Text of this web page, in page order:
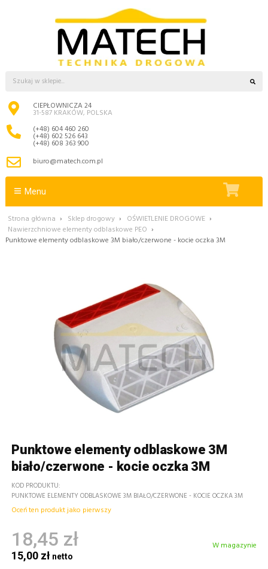
CIEPŁOWNICZA 24
31-587 KRAKÓW, POLSKA
(+48) 604 460 260
(+48) 602 526 643
(+48) 608 363 900
biuro@matech.com.pl
Menu
Strona główna › Sklep drogowy › OŚWIETLENIE DROGOWE ›
Nawierzchniowe elementy odblaskowe PEO ›
Punktowe elementy odblaskowe 3M biało/czerwone - kocie oczka 3M
Punktowe elementy odblaskowe 3M
biało/czerwone - kocie oczka 3M
KOD PRODUKTU
PUNKTOWE ELEMENTY ODBLASKOWE 3M BIAŁO/CZERWONE - KOCIE OCZKA 3M
Oceń ten produkt jako pierwszy
18,45 zł
15,00 zł
W magazynie